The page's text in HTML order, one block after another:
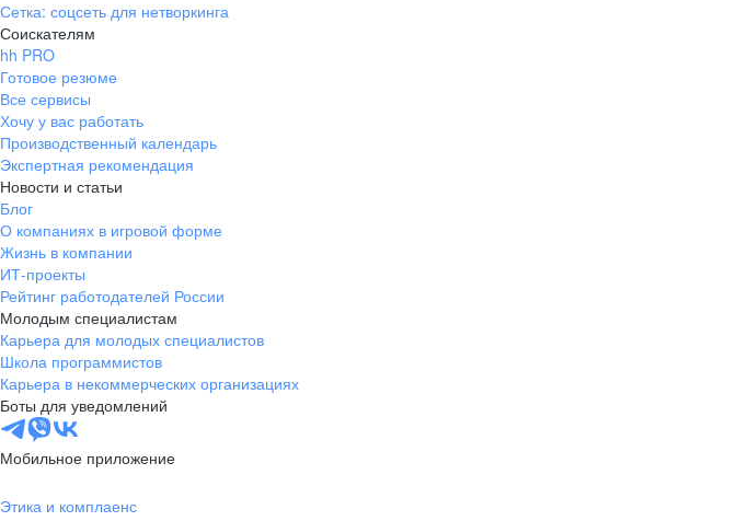
Сетка: соцсеть для нетворкинга
Соискателям
hh PRO
Готовое резюме
Все сервисы
Хочу у вас работать
Производственный календарь
Экспертная рекомендация
Новости и статьи
Блог
О компаниях в игровой форме
Жизнь в компании
ИТ-проекты
Рейтинг работодателей России
Молодым специалистам
Карьера для молодых специалистов
Школа программистов
Карьера в некоммерческих организациях
Боты для уведомлений
Мобильное приложение
Этика и комплаенс